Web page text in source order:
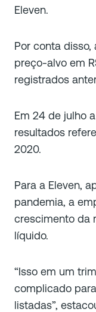
Eleven.
Por conta
preço-alvo em
registrados
Em 24 de julho
resultados
2020.
Para a Eleven,
pandemia, a
crescimento da
líquido.
“Isso em um
complicado
listadas”,